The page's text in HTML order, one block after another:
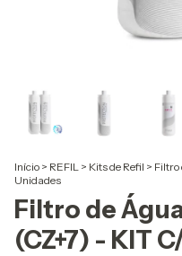
Início > REFIL > Kits de Refil > Filtro
Unidades
Filtro de
(CZ+7) - KIT